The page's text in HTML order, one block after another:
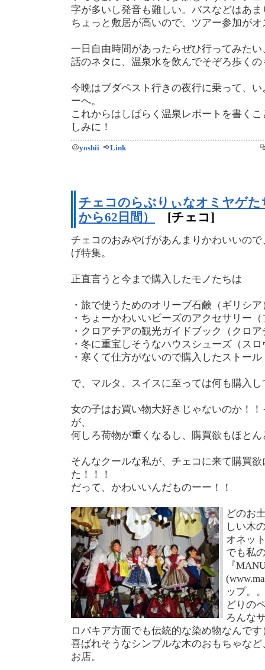
字が多いし発音も難しい。バスなどはあ
ちょっと敷居が高いので、ツアー参加が
一日自由時間があったらぜひ行ってみた
話のネタに、温泉水を飲んでそぞろ歩くの
今晩はブダペスト行きの夜行に乗って、
ーへ。
これからはしばらく温泉レポートを書く
しみに！
yoshii Link
チェコのらぶりぃなオミヤゲた
から62日間）
[チェコ]
チェコのおみやげがあんまりかわいいの
げ特集。
正直言うと今まで購入したモノたちは
・旅で使うためのオリーブ石鹸（ギリシア
・ちょーかわいいビーズのアクセサリー
・クロアチアの観光ガイドブック（クロ
・冬に重宝しそうなハウスシューズ（ス
・寒くて仕方がないので購入したストー
で、マルタ、スイスに至っては何も購入
女の子はお買い物大好きじゃないのか！
が、
何しろ荷物が重くなるし、購買欲もほと
そんなクールな私が、チェコに来て購買
た！！！
だって、かわいいんだものーー！！
どのお
しい木
オネッ
でも私
『
ップ。
どりの
ろんな
ロバキア方面でも伝統的な染め物なんで
喜ばれそうなシンプルな木のおもちゃな
お店。